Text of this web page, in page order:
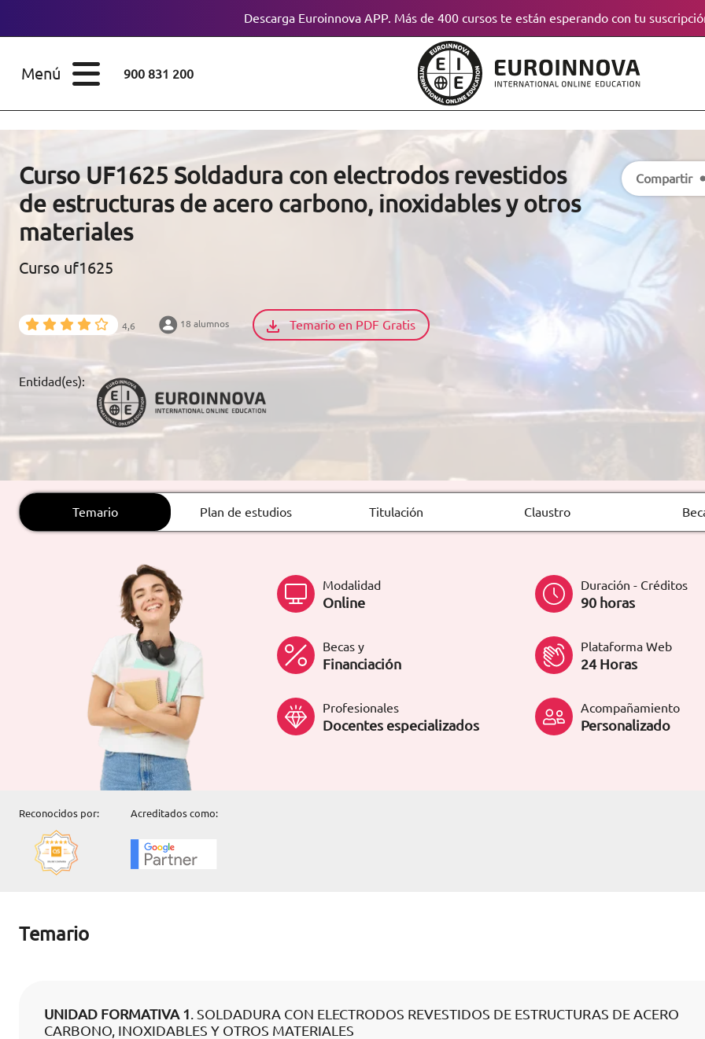
Descarga Euroinnova APP. Más de 400 cursos te están esperando con tu
Menú 900 831 200
CONOCE EUROINNOVA
BECAS Y
FINANCIACIÓN
EDUCATIVOS
ARTÍCULOS
ORIENTACIÓN
LABORAL
CONTACTO
(+34)958 050 200(gratuito en
formacion@euroinnova.com
TRABAJA CON NOSOTROS
ESTUDIOS
Licenciaturas
Doctorados
Maestría
Curso UF1625 Soldadura con electrodos revestidos
de estructuras de acero carbono, inoxidables y otros
materiales
Curso uf1625
4,6 18 alumnos Temario en PDF Gratis
Entidad(es):
Compartir
Temario Plan de estudios Titulación Claustro
Modalidad
Online
Duración - Créditos
90 horas
Becas y
Financiación
Plataforma Web
24 Horas
Profesionales
Docentes especializados
Acompañamiento
Personalizado
Reconocidos por: Acreditados como:
Temario
UNIDAD FORMATIVA 1. SOLDADURA CON ELECTRODOS REVESTIDOS DE ESTRUCTURAS DE ACERO
CARBONO, INOXIDABLES Y OTROS MATERIALES